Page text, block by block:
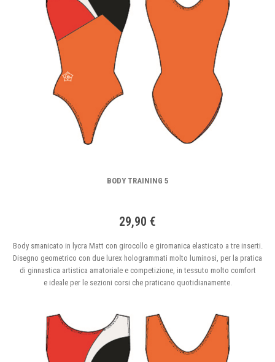
BODY TRAINING 5
29,90 €
Body smanicato in lycra Matt con girocollo e giromanica elasticato a tre inserti.
Disegno geometrico con due lurex hologrammati molto luminosi, per la pratica
di ginnastica artistica amatoriale e competizione, in tessuto molto comfort
e ideale per le sezioni corsi che praticano quotidianamente.